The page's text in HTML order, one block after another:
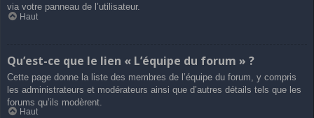
via votre panneau de l’utilisateur.
Haut
Qu’est-ce que le lien « L’équipe du forum » ?
Cette page donne la liste des membres de l’équipe du forum, y compris
les administrateurs et modérateurs ainsi que d’autres détails tels que les
forums qu’ils modèrent.
Haut